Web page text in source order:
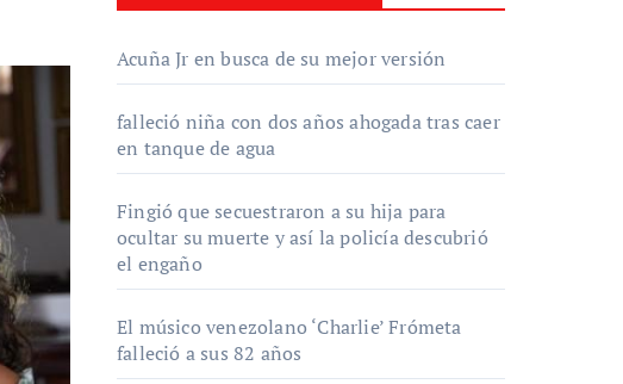
Acuña Jr en busca de su mejor versión
falleció niña con dos años ahogada tras caer
en tanque de agua
Fingió que secuestraron a su hija para
ocultar su muerte y así la policía descubrió
el engaño
El músico venezolano ‘Charlie’ Frómeta
falleció a sus 82 años